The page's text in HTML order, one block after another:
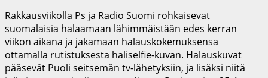
Rakkausviikolla Ps ja Radio Suomi rohkaisevat
suomalaisia halaamaan lähimmäistään edes kerran
viikon aikana ja jakamaan halauskokemuksensa
ottamalla rutistuksesta haliselfie-kuvan. Halauskuvat
pääsevät Puoli seitsemän tv-lähetyksiin, ja lisäksi niitä